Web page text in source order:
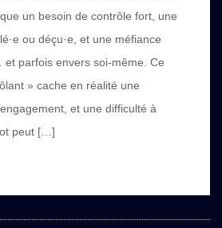
un besoin de contrôle fort, une
ou déçu·e, et une méfiance
parfois envers soi-même. Ce
» cache en réalité une
et une difficulté à
peut […]